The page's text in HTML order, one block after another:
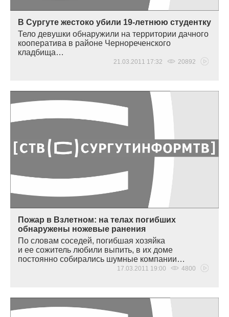
В Сургуте жестоко убили 19-летнюю студентку
Тело девушки обнаружили на территории дачного
кооператива в районе Чернореченского
кладбища…
21.03.2011 17:32 20892
Пожар в Взлетном: на телах погибших
обнаружены ножевые ранения
По словам соседей, погибшая хозяйка
и ее сожитель любили выпить, в их доме
постоянно собирались шумные компании…
17.03.2011 19:00 4800